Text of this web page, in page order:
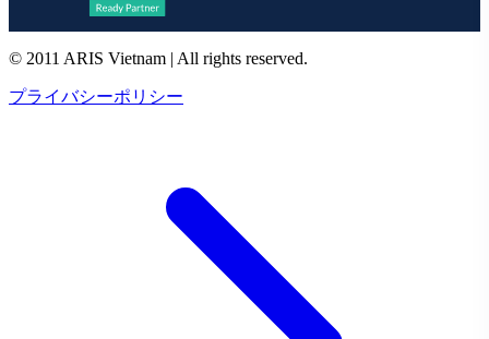
© 2011 ARIS Vietnam | All rights reserved.
プライバシーポリシー